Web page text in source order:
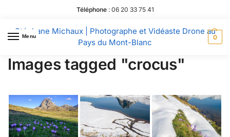
Téléphone: 06 20 33 75 41
Menu
Stéphane Michaux | Photographe et Vidéaste Drone au
Pays du Mont-Blanc
0
Images tagged "crocus"